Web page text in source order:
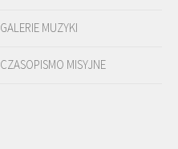
GALERIE MUZYKI
CZASOPISMO MISYJNE